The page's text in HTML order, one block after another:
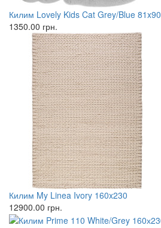
Килим Lovely Kids Cat Grey/Blue 81x90
1350.00 грн.
Килим My Linea Ivory 160x230
12900.00 грн.